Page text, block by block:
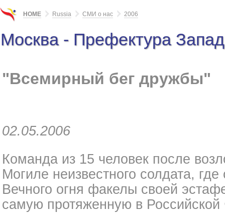
HOME Russia СМИ о нас 2006
Москва - Префектура
"Всемирный бег дружбы"
02.05.2006
Команда из 15 человек после
Могиле неизвестного солдата, где
Вечного огня факелы своей
самую протяженную в